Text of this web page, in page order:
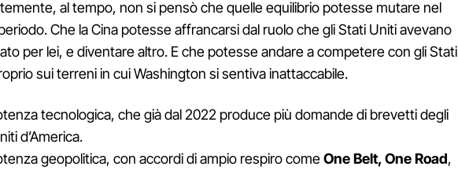
al tempo, non si pensò che quelle equilibrio potesse mutare nel
Che la Cina potesse affrancarsi dal ruolo che gli Stati Uniti avevano
per lei, e diventare altro. E che potesse andare a competere con gli Stati
sui terreni in cui Washington si sentiva inattaccabile.
tecnologica, che già dal 2022 produce più domande di brevetti degli
d’America.
geopolitica, con accordi di ampio respiro comeOne Belt, One Road,